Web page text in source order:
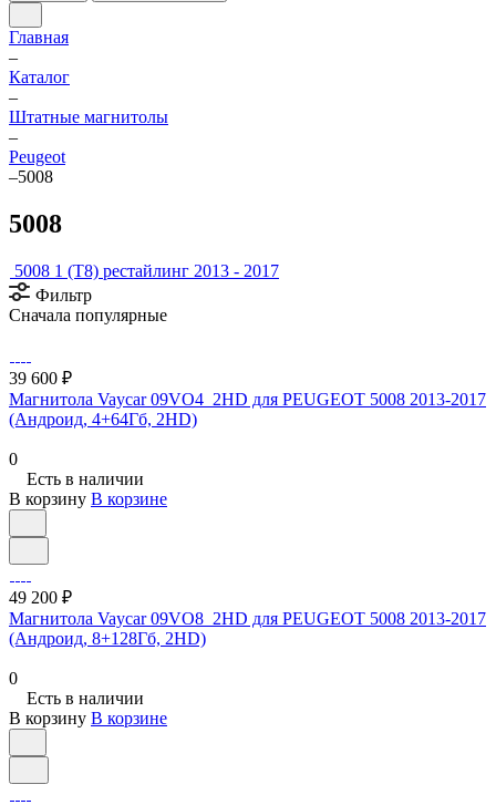
Главная
–
Каталог
–
Штатные магнитолы
–
Peugeot
–5008
5008
5008 1 (T8) рестайлинг 2013 - 2017
Фильтр
Сначала популярные
39 600 ₽
Магнитола Vaycar 09VO4_2HD для PEUGEOT 5008 2013-2017
(Андроид, 4+64Гб, 2HD)
0
Есть в наличии
В корзину В корзине
49 200 ₽
Магнитола Vaycar 09VO8_2HD для PEUGEOT 5008 2013-2017
(Андроид, 8+128Гб, 2HD)
0
Есть в наличии
В корзину В корзине